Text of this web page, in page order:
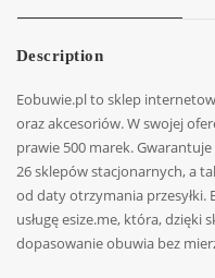
Description
Eobuwie.pl to sklep
oraz akcesoriów. W swojej
prawie 500 marek.
26 sklepów stacjonarnych, a
od daty otrzymania przesyłki.
usługę esize.me, która, dzięki
dopasowanie obuwia bez